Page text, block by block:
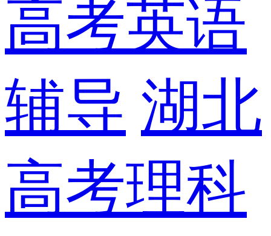
高考英语
辅导 湖北
高考理科